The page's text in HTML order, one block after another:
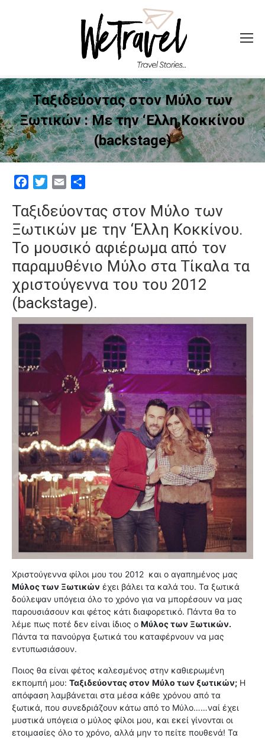
Ταξιδεύοντας στον Μύλο των
Ξωτικών : Με την ‘Ελλη Κοκκίνου
(backstage)
FacebookTwitterEmail
Ταξιδεύοντας στον Μύλο των
Ξωτικών με την ‘Ελλη Κοκκίνου.
Το μουσικό αφιέρωμα από τον
παραμυθένιο Μύλο στα Τίκαλα τα
χριστούγεννα του του 2012
(backstage).
Χριστούγεννα φίλοι μου του 2012 και ο αγαπημένος μας
Μύλος των Ξωτικών έχει βάλει τα καλά του. Τα ξωτικά
δούλεψαν υπόγεια όλο το χρόνο για να μπορέσουν να μας
παρουσιάσουν και φέτος κάτι διαφορετικό. Πάντα θα το
λέμε πως ποτέ δεν είναι ίδιος ο Μύλος των Ξωτικών.
Πάντα τα πανούργα ξωτικά του καταφέρνουν να μας
εντυπωσιάσουν.
Ποιος θα είναι φέτος καλεσμένος στην καθιερωμένη
εκπομπή μου: Ταξιδεύοντας στον Μύλο των ξωτικών; Η
απόφαση λαμβάνεται στα μέσα κάθε χρόνου από τα
ξωτικά, που συνεδριάζουν κάτω από το Μύλο……ναί έχει
μυστικά υπόγεια ο μύλος φίλοι μου, και εκεί γίνονται οι
ετοιμασίες όλο το χρόνο, αλλά μην το πείτε πουθενά! Τα